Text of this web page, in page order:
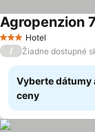
3 Počet hviezdičiek
Hotel
Agropenzion
/ Žiadne dostupné
Vyberte dátumy
ceny